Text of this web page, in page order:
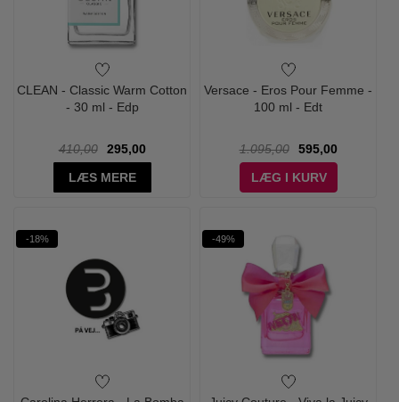
CLEAN - Classic Warm Cotton
- 30 ml - Edp
410,00
295,00
LÆS MERE
Versace - Eros Pour Femme -
100 ml - Edt
1.095,00
595,00
LÆG I KURV
-18% -49%